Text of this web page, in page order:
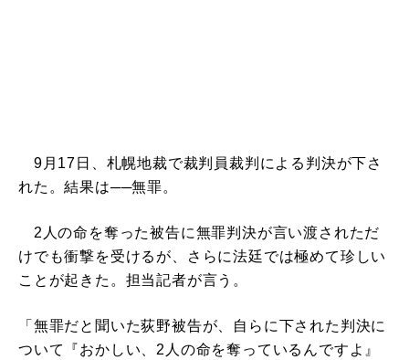
9月17日、札幌地裁で裁判員裁判による判決が下さ
れた。結果は──無罪。
2人の命を奪った被告に無罪判決が言い渡されただ
けでも衝撃を受けるが、さらに法廷では極めて珍しい
ことが起きた。担当記者が言う。
「無罪だと聞いた荻野被告が、自らに下された判決に
ついて『おかしい、2人の命を奪っているんですよ』